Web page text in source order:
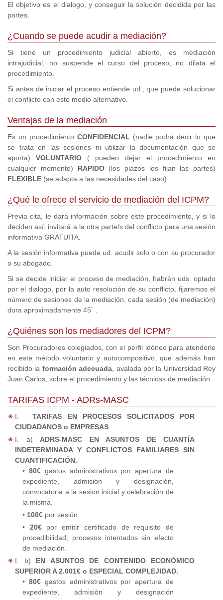
El objetivo es el dialogo, y conseguir la solución decidida por las
partes.
¿Cuando se puede acudir a mediación?
Si tiene un procedimiento judicial abierto, es mediación
intrajudicial, no suspende el curso del proceso, no dilata el
procedimiento.
Si antes de iniciar el proceso entiende ud., que puede solucionar
el conflicto con este medio alternativo.
Ventajas de la mediación
Es un procedimiento CONFIDENCIAL (nadie podrá decir lo que
se trata en las sesiones ni utilizar la documentación que se
aporta)VOLUNTARIO ( pueden dejar el procedimiento en
cualquier momento) RAPIDO(los plazos los fijan las partes)
FLEXIBLE (se adapta a las necesidades del caso) .
¿Qué le ofrece el servicio de mediación del ICPM?
Previa cita, le dará información sobre este procedimiento, y si lo
deciden así, invitará a la otra parte/s del conflicto para una sesión
informativa GRATUITA.
A la sesión informativa puede ud. acudir solo o con su procurador
o su abogado.
Si se decide iniciar el proceso de mediación, habrán uds. optado
por el dialogo, por la auto resolución de su conflicto, fijaremos el
número de sesiones de la mediación, cada sesión (de mediación)
dura aproximadamente 45´ .
¿Quiénes son los mediadores del ICPM?
Son Procuradores colegiados, con el perfil idóneo para atenderle
en este método voluntario y autocompositivo, que además han
recibido la formación adecuada, avalada por la Universidad Rey
Juan Carlos, sobre el procedimiento y las técnicas de mediación.
TARIFAS ICPM - ADRs-MASC
I. -TARIFAS EN PROCESOS SOLICITADOS POR
CIUDADANOS o EMPRESAS
I. a) ADRS-MASC EN ASUNTOS DE CUANTÍA
INDETERMINADA Y CONFLICTOS FAMILIARES SIN
CUANTIFICACIÓN.
• 80€gastos administrativos por apertura de
expediente, admisión y designación,
convocatoria a la sesion inicial y celebración de
la misma.
• 100€ por sesión.
• 20€por emitir certificado de requisito de
procedibilidad, procesos intentados sin efecto
de mediación.
I. b) EN ASUNTOS DE CONTENIDO ECONÓMICO
SUPERIOR A 2.001€ o ESPECIAL COMPLEJIDAD.
• 80€gastos administrativos por apertura de
expediente, admisión y designación